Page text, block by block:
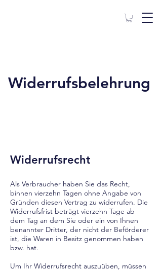
Widerrufsbelehrung
Widerrufsrecht
Als Verbraucher haben Sie das Recht,
binnen vierzehn Tagen ohne Angabe von
Gründen diesen Vertrag zu widerrufen. Die
Widerrufsfrist beträgt vierzehn Tage ab
dem Tag an dem Sie oder ein von Ihnen
benannter Dritter, der nicht der Beförderer
ist, die Waren in Besitz genommen haben
bzw. hat.
Um Ihr Widerrufsrecht auszuüben, müssen